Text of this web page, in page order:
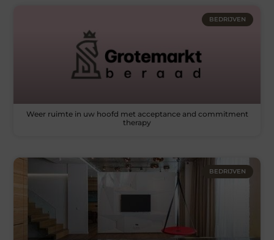
BEDRIJVEN
Weer ruimte in uw hoofd met acceptance and commitment
therapy
BEDRIJVEN